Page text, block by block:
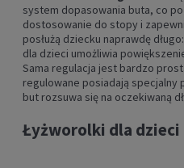
system dopasowania buta, co
dostosowanie do stopy i
posłużą dziecku naprawdę
dla dzieci umożliwia
Sama regulacja jest bardzo
regulowane posiadają specjalny
but rozsuwa się na oczekiwaną
Łyżworolki dla dzieci